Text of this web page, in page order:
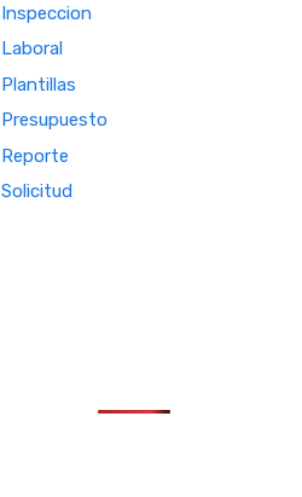
Inspeccion
Laboral
Plantillas
Presupuesto
Reporte
Solicitud